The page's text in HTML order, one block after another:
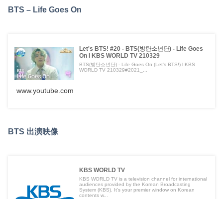
BTS – Life Goes On
Let's BTS! #20 - BTS(방탄소년단) - Life Goes
On l KBS WORLD TV 210329
BTS(방탄소년단) - Life Goes On (Let's BTS!) l KBS
WORLD TV 210329#2021_...
www.youtube.com
BTS 出演映像
KBS WORLD TV
KBS WORLD TV is a television channel for international
audiences provided by the Korean Broadcasting
System (KBS). It's your premier window on Korean
contents w...